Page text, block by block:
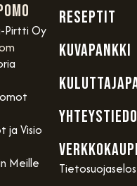
Pirtti Oy
ja Visio
Meille
RESEPTIT
KUVAPANKKI